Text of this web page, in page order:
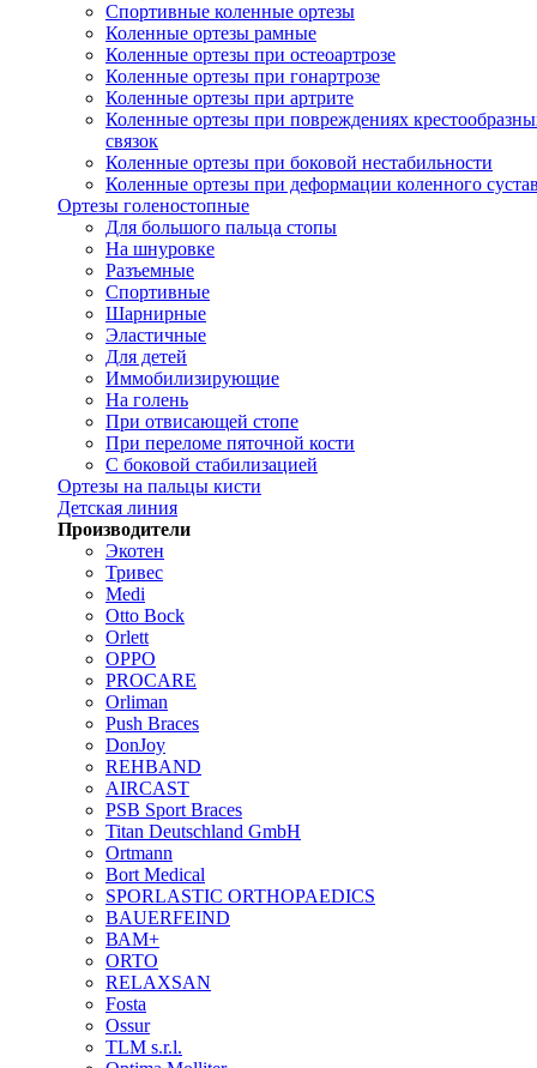
Спортивные коленные ортезы
Коленные ортезы рамные
Коленные ортезы при остеоартрозе
Коленные ортезы при гонартрозе
Коленные ортезы при артрите
Коленные ортезы при повреждениях
связок
Коленные ортезы при боковой нестабильности
Коленные ортезы при деформации коленного
Ортезы голеностопные
Для большого пальца стопы
На шнуровке
Разъемные
Спортивные
Шарнирные
Эластичные
Для детей
Иммобилизирующие
На голень
При отвисающей стопе
При переломе пяточной кости
С боковой стабилизацией
Ортезы на пальцы кисти
Детская линия
Производители
Экотен
Тривес
Medi
Otto Bock
Orlett
OPPO
PROCARE
Orliman
Push Braces
DonJoy
REHBAND
AIRCAST
PSB Sport Braces
Titan Deutschland GmbH
Ortmann
Bort Medical
SPORLASTIC ORTHOPAEDICS
BAUERFEIND
ВАМ+
ORTO
RELAXSAN
Fosta
Ossur
TLM s.r.l.